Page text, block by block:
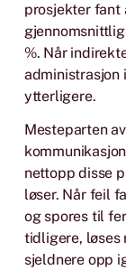
prosjekter fant
%. Når
administrasjon
ytterligere.
Mesteparten
nettopp disse
løser. Når feil
og spores til
tidligere, løses
sjeldnere opp